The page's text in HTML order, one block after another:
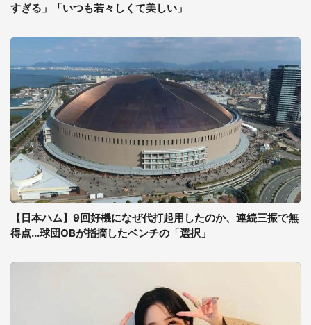
すぎる」「いつも若々しくて美しい」
【日本ハム】9回好機になぜ代打起用したのか、連続三振で無
得点...球団OBが指摘したベンチの「選択」